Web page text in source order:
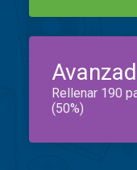
Rellenar 190
(50%)